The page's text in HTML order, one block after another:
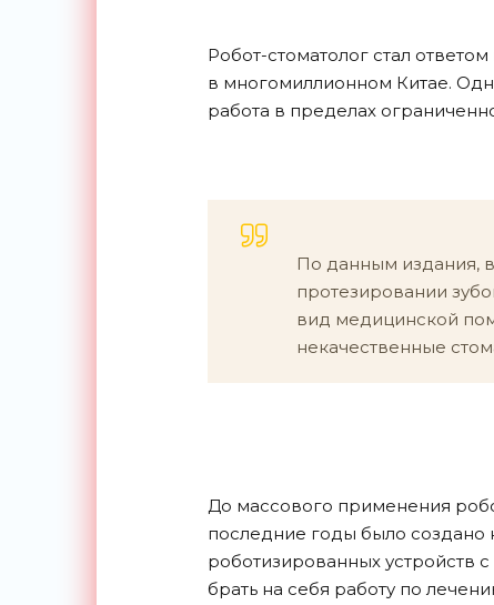
Робот-стоматолог стал
в многомиллионном Китае.
работа в пределах
По данным издания,
протезировании
вид медицинской
некачественные
До массового применения
последние годы было создано
роботизированных устройств
брать на себя работу по